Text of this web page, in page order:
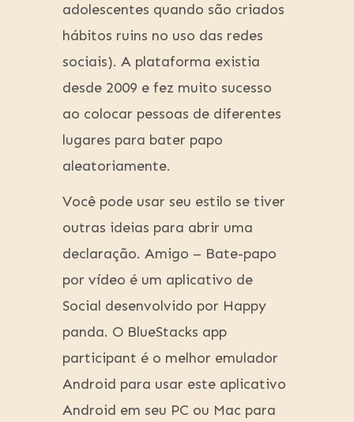
adolescentes quando são criados
hábitos ruins no uso das redes
sociais). A plataforma existia
desde 2009 e fez muito sucesso
ao colocar pessoas de diferentes
lugares para bater papo
aleatoriamente.
Você pode usar seu estilo se tiver
outras ideias para abrir uma
declaração. Amigo – Bate-papo
por vídeo é um aplicativo de
Social desenvolvido por Happy
panda. O BlueStacks app
participant é o melhor emulador
Android para usar este aplicativo
Android em seu PC ou Mac para